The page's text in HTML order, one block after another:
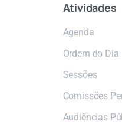
Atividades
Agenda
Ordem do Dia
Sessões
Comissões
Audiências